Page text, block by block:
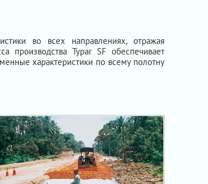
во всех направлениях, отражая
производства Typar SF обеспечивает
характеристики по всему полотну